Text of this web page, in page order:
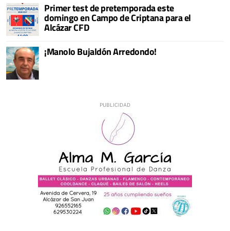
Primer test de pretemporada este
domingo en Campo de Criptana para el
Alcázar CFD
¡Manolo Bujaldón Arredondo!